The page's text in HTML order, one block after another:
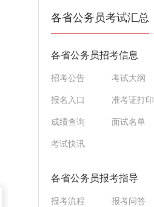
各省公务员考试汇总
各省公务员招考信息
招考公告 考试大纲
报名入口 准考证打印
成绩查询 面试名单
考试快讯
各省公务员报考指导
报考流程 报考问答